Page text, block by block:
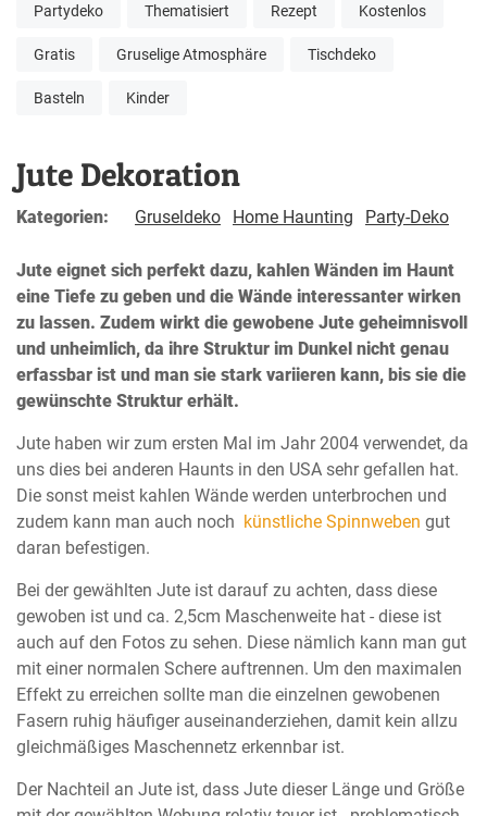
Partydeko Thematisiert Rezept Kostenlos
Gratis Gruselige Atmosphäre Tischdeko
Basteln Kinder
Jute Dekoration
Kategorien: Gruseldeko Home Haunting Party-Deko
Jute eignet sich perfekt dazu, kahlen Wänden im Haunt
eine Tiefe zu geben und die Wände interessanter wirken
zu lassen. Zudem wirkt die gewobene Jute geheimnisvoll
und unheimlich, da ihre Struktur im Dunkel nicht genau
erfassbar ist und man sie stark variieren kann, bis sie die
gewünschte Struktur erhält.
Jute haben wir zum ersten Mal im Jahr 2004 verwendet, da
uns dies bei anderen Haunts in den USA sehr gefallen hat.
Die sonst meist kahlen Wände werden unterbrochen und
zudem kann man auch noch künstliche Spinnweben gut
daran befestigen.
Bei der gewählten Jute ist darauf zu achten, dass diese
gewoben ist und ca. 2,5cm Maschenweite hat - diese ist
auch auf den Fotos zu sehen. Diese nämlich kann man gut
mit einer normalen Schere auftrennen. Um den maximalen
Effekt zu erreichen sollte man die einzelnen gewobenen
Fasern ruhig häufiger auseinanderziehen, damit kein allzu
gleichmäßiges Maschennetz erkennbar ist.
Der Nachteil an Jute ist, dass Jute dieser Länge und Größe